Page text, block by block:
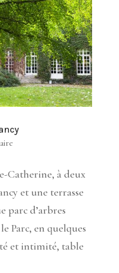
Catherine, à deux
et une terrasse
parc d’arbres
Parc, en quelques
et intimité, table